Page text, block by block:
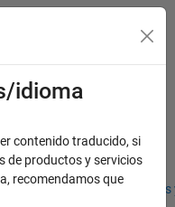
Oficinas locales
idioma
contenido traducido, si
de productos y servicios
recomendamos que